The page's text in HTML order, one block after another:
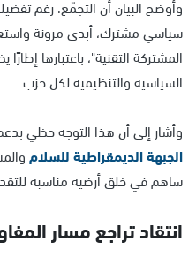
وأوضح البيان أن التجمّع، رغم
سياسي مشترك، أبدى مرونة
المشتركة التقنية"، باعتبارها
السياسية والتنظيمية لكل حزب.
وأشار إلى أن هذا التوجه حظي
الجبهة الديمقراطية للسلام
ساهم في خلق أرضية مناسبة
انتقاد تراجع مسار